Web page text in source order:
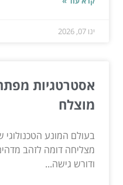
ינו 07, 2026
אסטרטגיות
מוצלח
בעולם המונע הטכנולוגי
מצליחה דומה לזהב
ודורש גישה...